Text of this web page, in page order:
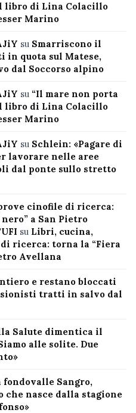
libro di Lina Colacillo
Marino
su Smarriscono il
in quota sul Matese,
dal Soccorso alpino
su “Il mare non porta
libro di Lina Colacillo
Marino
su Schlein: «Pagare di
lavorare nelle aree
dal ponte sullo stretto
cinofile di ricerca:
a San Pietro
su Libri, cucina,
ricerca: torna la “Fiera
Avellana
e restano bloccati
tratti in salvo dal
Salute dimentica il
alle solite. Due
Sangro,
che nasce dalla stagione